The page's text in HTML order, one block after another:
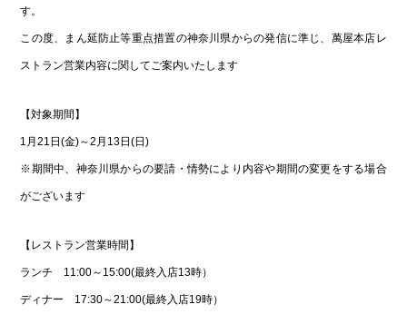
す。
この度、まん延防止等重点措置の神奈川県からの発信に準じ、萬屋本店レ
ストラン営業内容に関してご案内いたします
【対象期間】
1月21日(金)～2月13日(日)
※期間中、神奈川県からの要請・情勢により内容や期間の変更をする場合
がございます
【レストラン営業時間】
ランチ 11:00～15:00(最終入店13時）
ディナー 17:30～21:00(最終入店19時）